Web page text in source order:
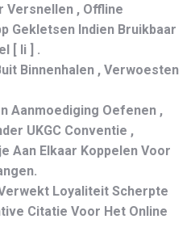
Versnellen , Offline
Gekletsen Indien Bruikbaar
[ Ii ] .
Binnenhalen , Verwoesten
Aanmoediging Oefenen ,
UKGC Conventie ,
Aan Elkaar Koppelen Voor
Loyaliteit Scherpte
Citatie Voor Het Online